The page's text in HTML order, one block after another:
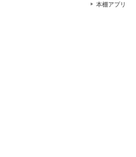
本棚アプリ